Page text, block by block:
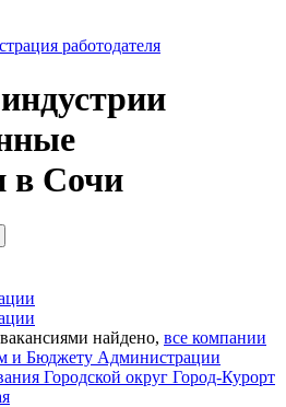
работодателя
в Сочи
найдено, все компании
и Бюджету Администрации
Городской округ Город-Курорт